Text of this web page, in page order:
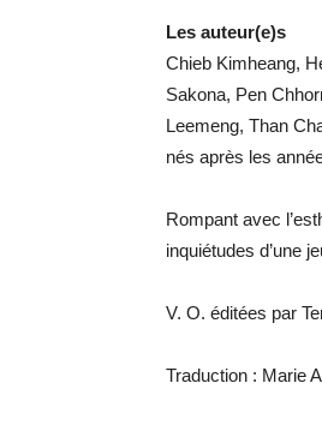
Les auteur(e)s
Chieb Kimheang,
Sakona, Pen
Leemeng, Than
nés après les
Rompant avec
inquiétudes d’une
V. O. éditées par
Traduction : Marie